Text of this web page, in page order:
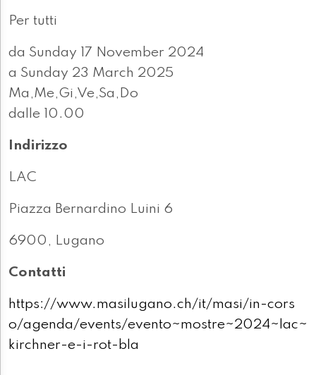
Per tutti
da Sunday 17 November 2024
a Sunday 23 March 2025
Ma,Me,Gi,Ve,Sa,Do
dalle 10.00
Indirizzo
LAC
Piazza Bernardino Luini 6
6900, Lugano
Contatti
https://www.masilugano.ch/it/masi/in-cors
o/agenda/events/evento~mostre~2024~lac~
kirchner-e-i-rot-bla